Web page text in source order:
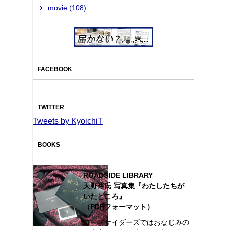
movie (108)
FACEBOOK
TWITTER
Tweets by KyoichiT
BOOKS
ROADSIDE LIBRARY
天野裕氏 写真集『わたしたちが
いたところ』
（PDFフォーマット）
ロードサイダーズではおなじみの